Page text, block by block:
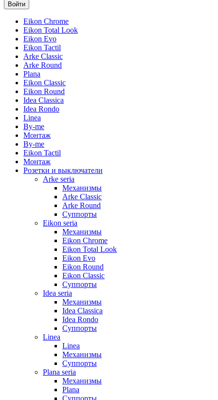
Eikon Chrome
Eikon Total Look
Eikon Evo
Eikon Tactil
Arke Classic
Arke Round
Plana
Eikon Classic
Eikon Round
Idea Classica
Idea Rondo
Linea
By-me
Монтаж
By-me
Eikon Tactil
Монтаж
Розетки и выключатели
Arke seria
Механизмы
Arke Classic
Arke Round
Суппорты
Eikon seria
Механизмы
Eikon Chrome
Eikon Total Look
Eikon Evo
Eikon Round
Eikon Classic
Суппорты
Idea seria
Механизмы
Idea Classica
Idea Rondo
Суппорты
Linea
Linea
Механизмы
Суппорты
Plana seria
Механизмы
Plana
Суппорты